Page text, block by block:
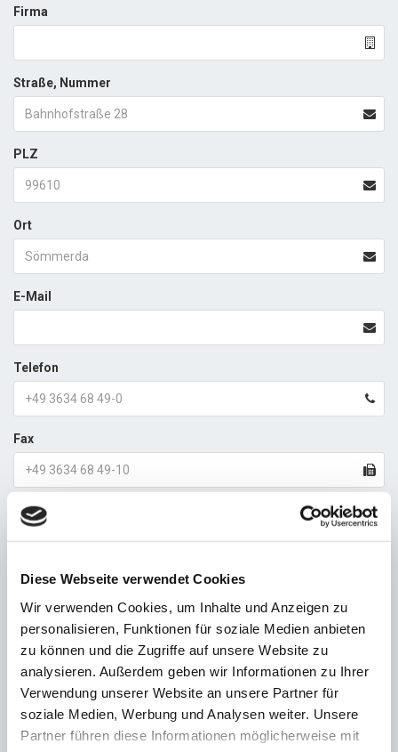
Diese Webseite verwendet Cookies
Wir verwenden Cookies, um Inhalte und Anzeigen zu
personalisieren, Funktionen für soziale Medien anbieten
zu können und die Zugriffe auf unsere Website zu
analysieren. Außerdem geben wir Informationen zu Ihrer
Verwendung unserer Website an unsere Partner für
soziale Medien, Werbung und Analysen weiter. Unsere
Partner führen diese Informationen möglicherweise mit
Firma
Straße, Nummer
PLZ
Ort
E-Mail
Telefon
Fax
Thema
Nachricht